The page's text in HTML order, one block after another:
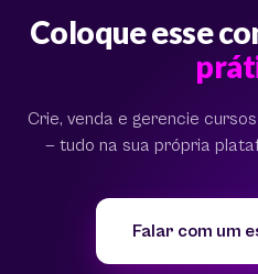
Coloque esse
Crie, venda e gerencie
— tudo na sua própria
Falar com um